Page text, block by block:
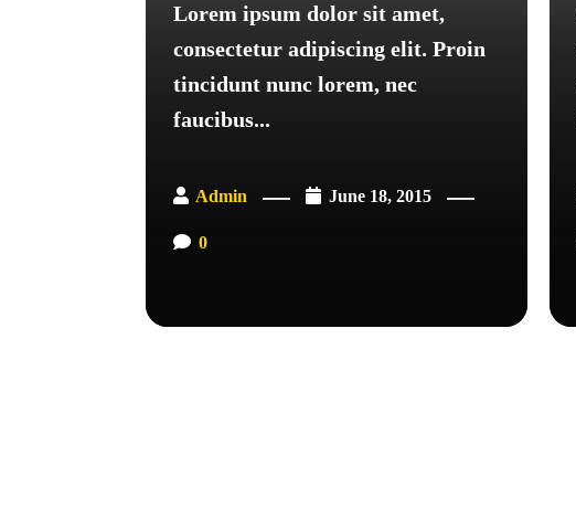
Lorem ipsum dolor sit amet,
consectetur adipiscing elit. Proin
tincidunt nunc lorem, nec
faucibus...
Admin June 18, 2015
0